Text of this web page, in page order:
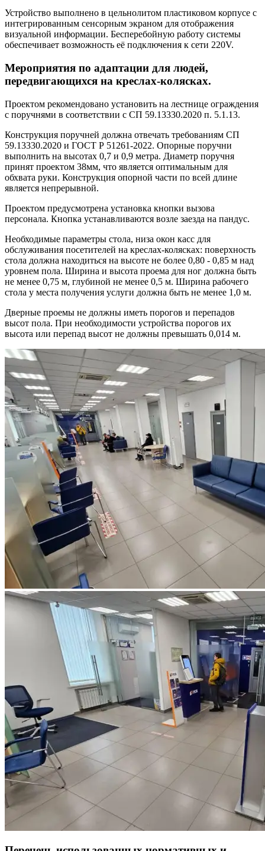
Устройство выполнено в цельнолитом пластиковом корпусе с
интегрированным сенсорным экраном для отображения
визуальной информации. Бесперебойную работу системы
обеспечивает возможность её подключения к сети 220V.
Мероприятия по адаптации для людей,
передвигающихся на креслах-колясках.
Проектом рекомендовано установить на лестнице ограждения
с поручнями в соответствии с СП 59.13330.2020 п. 5.1.13.
Конструкция поручней должна отвечать требованиям СП
59.13330.2020 и ГОСТ Р 51261-2022. Опорные поручни
выполнить на высотах 0,7 и 0,9 метра. Диаметр поручня
принят проектом 38мм, что является оптимальным для
обхвата руки. Конструкция опорной части по всей длине
является непрерывной.
Проектом предусмотрена установка кнопки вызова
персонала. Кнопка устанавливаются возле заезда на пандус.
Необходимые параметры стола, низа окон касс для
обслуживания посетителей на креслах-колясках: поверхность
стола должна находиться на высоте не более 0,80 - 0,85 м над
уровнем пола. Ширина и высота проема для ног должна быть
не менее 0,75 м, глубиной не менее 0,5 м. Ширина рабочего
стола у места получения услуги должна быть не менее 1,0 м.
Дверные проемы не должны иметь порогов и перепадов
высот пола. При необходимости устройства порогов их
высота или перепад высот не должны превышать 0,014 м.